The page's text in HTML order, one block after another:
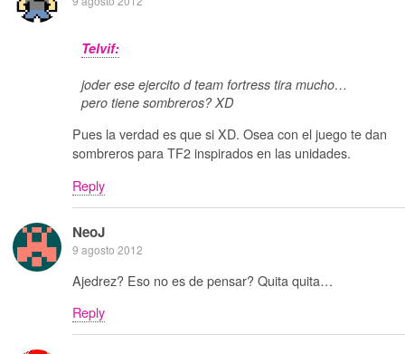
Telvif:
joder ese ejercito d team fortress tira mucho…
pero tiene sombreros? XD
Pues la verdad es que si XD. Osea con el juego te dan
sombreros para TF2 inspirados en las unidades.
Reply
NeoJ
9 agosto 2012
Ajedrez? Eso no es de pensar? Quita quita…
Reply